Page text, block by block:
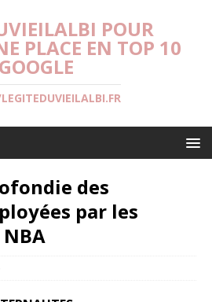
POUR
PLACE EN TOP 10
GOOGLE
des
par les